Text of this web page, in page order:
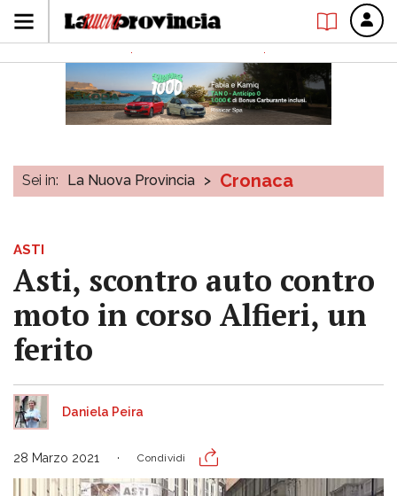
Sei in: La Nuova Provincia > Cronaca
ASTI
Asti, scontro auto contro
moto in corso Alfieri, un
ferito
Daniela Peira
28 Marzo 2021 Condividi